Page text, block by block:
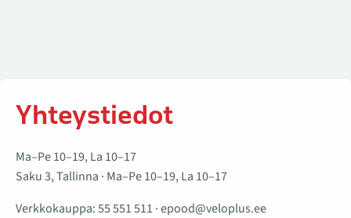
Yhteystiedot
Ma–Pe 10–19, La 10–17
Saku 3, Tallinna · Ma–Pe 10–19, La 10–17
Verkkokauppa:55 551 511 ·epood@veloplus.ee